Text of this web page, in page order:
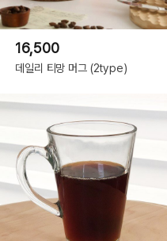
16,500
데일리 티망 머그 (2type)